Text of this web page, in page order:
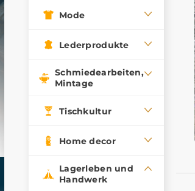
Mode
Lederprodukte
Schmiedearbeiten,
Mintage
Tischkultur
Home decor
Lagerleben und
Handwerk